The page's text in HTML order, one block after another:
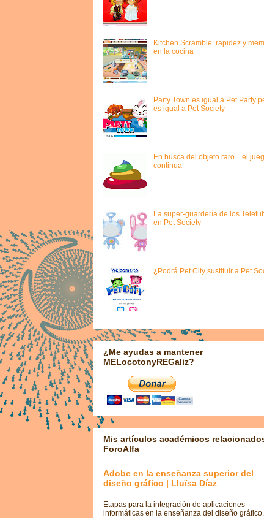
Kitchen Scramble: rapidez y
en la cocina
Party Town es igual a Pet Party
es igual a Pet Society
En busca del objeto raro... el
continua
La super-guardería de los
en Pet Society
¿Podrá Pet City sustituir a Pet
¿Me ayudas a mantener
MELocotonyREGaliz?
Mis artículos académicos
ForoAlfa
Adobe en la enseñanza superior del
diseño gráfico | Lluïsa Díaz
Etapas para la integración de aplicaciones
informáticas en la enseñanza del diseño gráfico.